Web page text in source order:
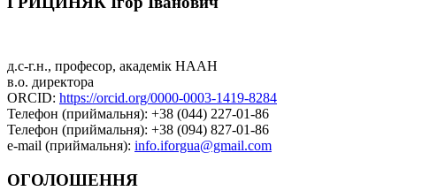
д.с-г.н., професор, академік НААН
в.о. директора
ORCID: https://orcid.org/0000-0003-1419-8284
Телефон (приймальня): +38 (044) 227-01-86
Телефон (приймальня): +38 (094) 827-01-86
e-mail (приймальня): info.iforgua@gmail.com
ОГОЛОШЕННЯ